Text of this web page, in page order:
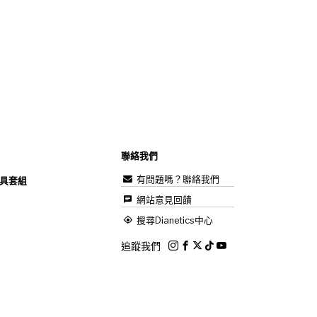
套組
聯絡我們
有問題嗎？聯絡我們
網站意見回饋
搜尋Dianetics中心
追蹤我們